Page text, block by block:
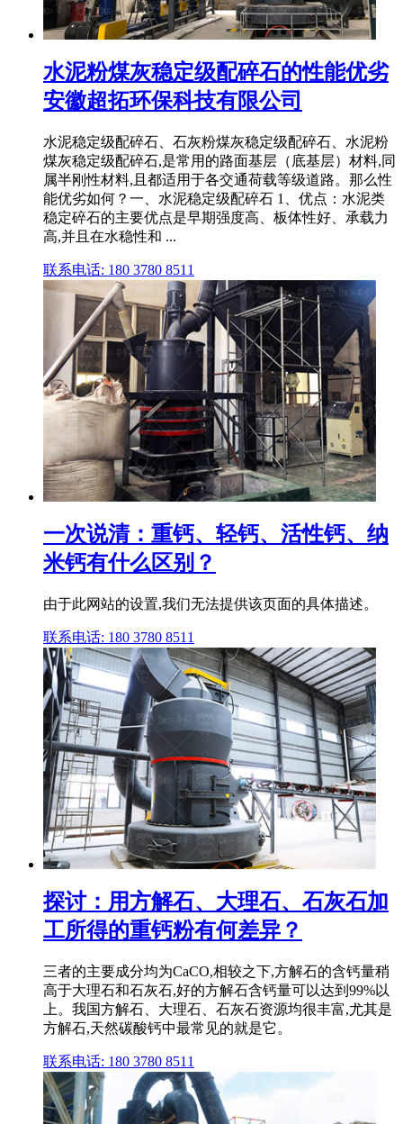
水泥粉煤灰稳定级配碎石的性能优劣
安徽超拓环保科技有限公司
水泥稳定级配碎石、石灰粉煤灰稳定级配碎石、水泥粉
煤灰稳定级配碎石,是常用的路面基层（底基层）材料,同
属半刚性材料,且都适用于各交通荷载等级道路。那么性
能优劣如何？一、水泥稳定级配碎石 1、优点：水泥类
稳定碎石的主要优点是早期强度高、板体性好、承载力
高,并且在水稳性和 ...
联系电话: 180 3780 8511
一次说清：重钙、轻钙、活性钙、纳
米钙有什么区别？
由于此网站的设置,我们无法提供该页面的具体描述。
联系电话: 180 3780 8511
探讨：用方解石、大理石、石灰石加
工所得的重钙粉有何差异？
三者的主要成分均为CaCO,相较之下,方解石的含钙量稍
高于大理石和石灰石,好的方解石含钙量可以达到99%以
上。我国方解石、大理石、石灰石资源均很丰富,尤其是
方解石,天然碳酸钙中最常见的就是它。
联系电话: 180 3780 8511